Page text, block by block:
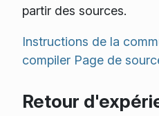
partir des sources.
Instructions de la
compiler Page de
Retour